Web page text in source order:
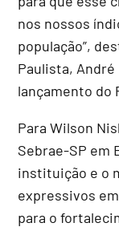
nos nossos
população”,
Paulista, André
lançamento do
Para Wilson
Sebrae-SP em
instituição e o
expressivos
para o